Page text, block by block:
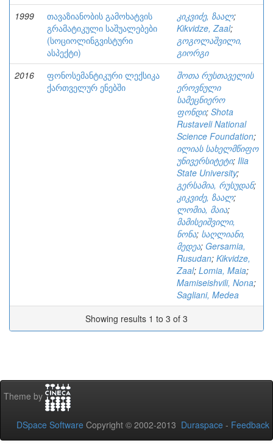
1999
თავაზიანობის გამოხატვის
გრამატიკული საშუალებები
(სოციოლინგვისტური
ასპექტი)
კიკვიძე, ზაალ;
Kikvidze, Zaal;
გოგოლაშვილი,
გიორგი
2016
ფონოსემანტიკური ლექსიკა
ქართველურ ენებში
შოთა რუსთაველის
ეროვნული
სამეცნიერო
ფონდი; Shota
Rustaveli National
Science Foundation;
ილიას სახელმწიფო
უნივერსიტეტი; Ilia
State University;
გერსამია, რუსუდან;
კიკვიძე, ზაალ;
ლომია, მაია;
მამისეიშვილი,
ნონა; საღლიანი,
მედეა; Gersamia,
Rusudan; Kikvidze,
Zaal; Lomia, Maia;
Mamiseishvili, Nona;
Sagliani, Medea
Showing results 1 to 3 of 3
Theme by
DSpace Software Copyright © 2002-2013 Duraspace - Feedback